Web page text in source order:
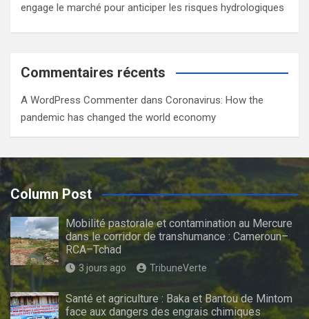
engage le marché pour anticiper les risques hydrologiques
Commentaires récents
A WordPress Commenter dans Coronavirus: How the
pandemic has changed the world economy
Column Post
Mobilité pastorale et contamination au Mercure
dans le corridor de transhumance : Cameroun–
RCA–Tchad
3 jours ago TribuneVerte
Santé et agriculture : Baka et Bantou de Mintom
face aux dangers des engrais chimiques